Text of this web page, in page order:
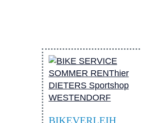
BIKEVERLEIH